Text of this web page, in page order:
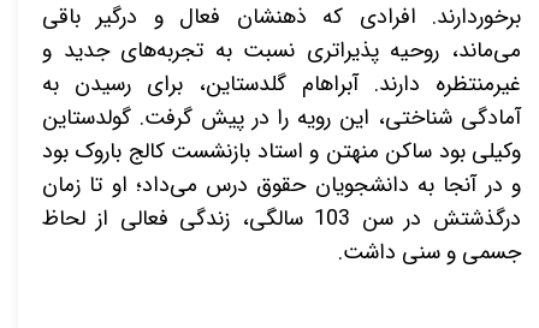
برخوردارند. افرادی که ذهنشان فعال و درگیر باقی
می‌ماند، روحیه پذیراتری نسبت به تجربه‌های جدید و
غیرمنتظره دارند. آبراهام گلدستاین، برای رسیدن به
آمادگی شناختی، این رویه را در پیش گرفت. گولدستاین
وکیلی بود ساکن منهتن و استاد بازنشست کالج باروک بود
و در آنجا به دانشجویان حقوق درس می‌داد؛ او تا زمان
درگذشتش در سن 103 سالگی، زندگی فعالی از لحاظ
جسمی و سنی داشت.